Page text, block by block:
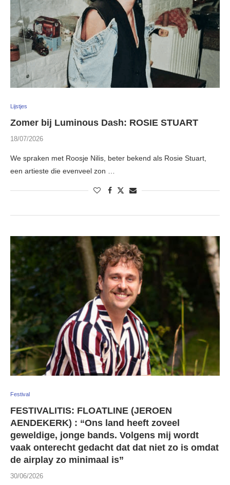
Lijstjes
Zomer bij Luminous Dash: ROSIE STUART
18/07/2026
We spraken met Roosje Nilis, beter bekend als Rosie Stuart,
een artieste die evenveel zon …
Festival
FESTIVALITIS: FLOATLINE (JEROEN
AENDEKERK) : “Ons land heeft zoveel
geweldige, jonge bands. Volgens mij wordt
vaak onterecht gedacht dat dat niet zo is omdat
de airplay zo minimaal is”
30/06/2026